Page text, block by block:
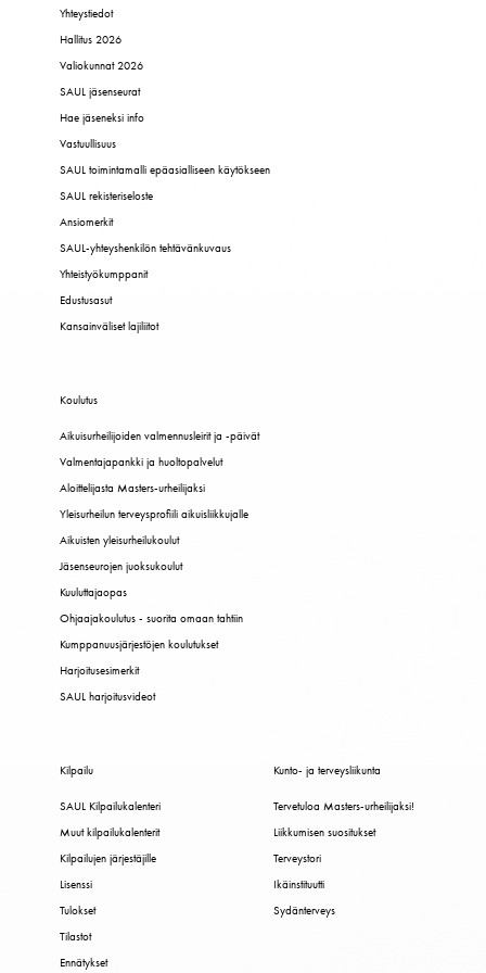
Yhteystiedot
Hallitus 2026
Valiokunnat 2026
SAUL jäsenseurat
Hae jäseneksi info
Vastuullisuus
SAUL toimintamalli epäasialliseen käytökseen
SAUL rekisteriseloste
Ansiomerkit
SAUL-yhteyshenkilön tehtävänkuvaus
Yhteistyökumppanit
Edustusasut
Kansainväliset lajiliitot
Koulutus
Aikuisurheilijoiden valmennusleirit ja -päivät
Valmentajapankki ja huoltopalvelut
Aloittelijasta Masters-urheilijaksi
Yleisurheilun terveysprofiili aikuisliikkujalle
Aikuisten yleisurheilukoulut
Jäsenseurojen juoksukoulut
Kuuluttajaopas
Ohjaajakoulutus - suorita omaan tahtiin
Kumppanuusjärjestöjen koulutukset
Harjoitusesimerkit
SAUL harjoitusvideot
Kilpailu
SAUL Kilpailukalenteri
Muut kilpailukalenterit
Kilpailujen järjestäjille
Lisenssi
Tulokset
Tilastot
Ennätykset
Kunto- ja terveysliikunta
Tervetuloa Masters-urheilijaksi!
Liikkumisen suositukset
Terveystori
Ikäinstituutti
Sydänterveys